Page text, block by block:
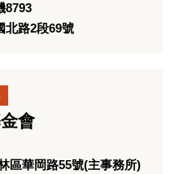
8793
北路2段69號
會
區華岡路55號(主事務所)